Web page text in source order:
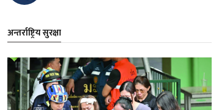
अन्तर्राष्ट्रिय सुरक्षा